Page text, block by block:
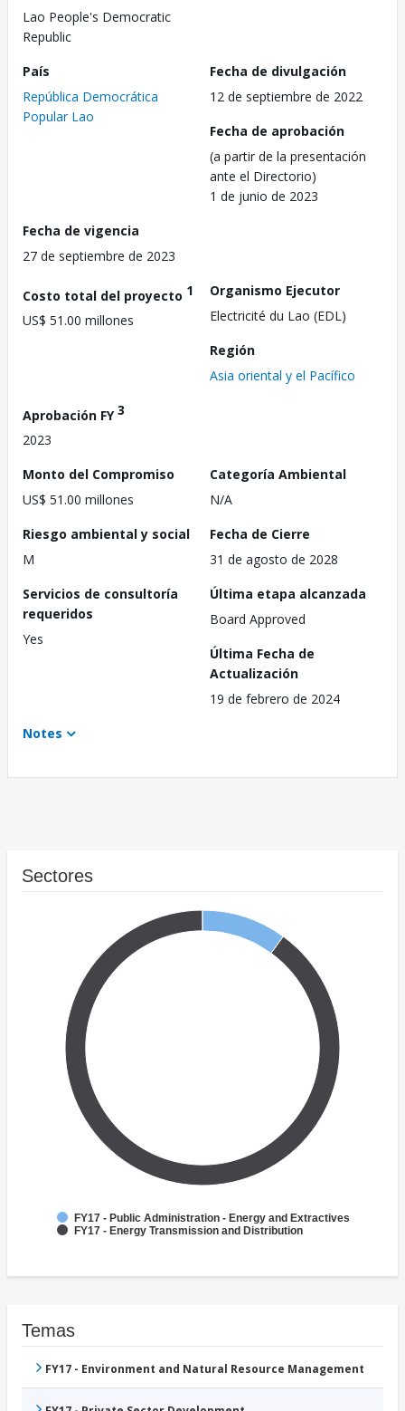
Lao People's Democratic
Republic
País
República Democrática
Popular Lao
Fecha de divulgación
12 de septiembre de 2022
Fecha de aprobación
(a partir de la presentación
ante el Directorio)
1 de junio de 2023
Fecha de vigencia
27 de septiembre de 2023
Costo total del proyecto 1
US$ 51.00 millones
Organismo Ejecutor
Electricité du Lao (EDL)
Región
Asia oriental y el Pacífico
Aprobación FY3
2023
Monto del Compromiso
US$ 51.00 millones
Categoría Ambiental
N/A
Riesgo ambiental y social
M
Fecha de Cierre
31 de agosto de 2028
Servicios de consultoría
requeridos
Yes
Última etapa alcanzada
Board Approved
Última Fecha de
Actualización
19 de febrero de 2024
Notes
Sectores
FY17 - Public Administration - Energy and Extractives
FY17 - Energy Transmission and Distribution
Temas
FY17 - Environment and Natural Resource Management